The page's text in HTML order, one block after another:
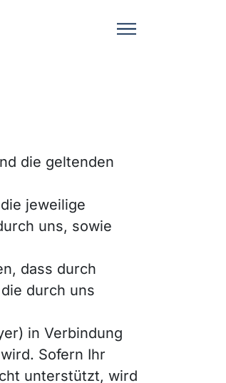
die geltenden
jeweilige
uns, sowie
dass durch
durch uns
in Verbindung
Sofern Ihr
unterstützt, wird